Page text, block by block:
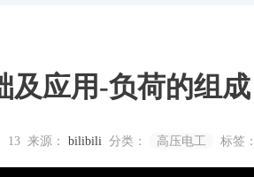
及应用-负荷的组成
13 来源： bilibili 分类： 高压电工 标签：